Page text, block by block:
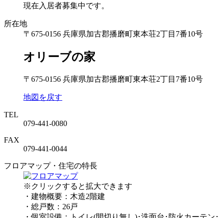
現在入居者募集中です。
所在地
〒675-0156 兵庫県加古郡播磨町東本荘2丁目7番10号
オリーブの家
〒675-0156 兵庫県加古郡播磨町東本荘2丁目7番10号
地図を戻す
TEL
079-441-0080
FAX
079-441-0044
フロアマップ・住宅の特長
※クリックすると拡大できます
・建物概要：木造2階建
・総戸数：26戸